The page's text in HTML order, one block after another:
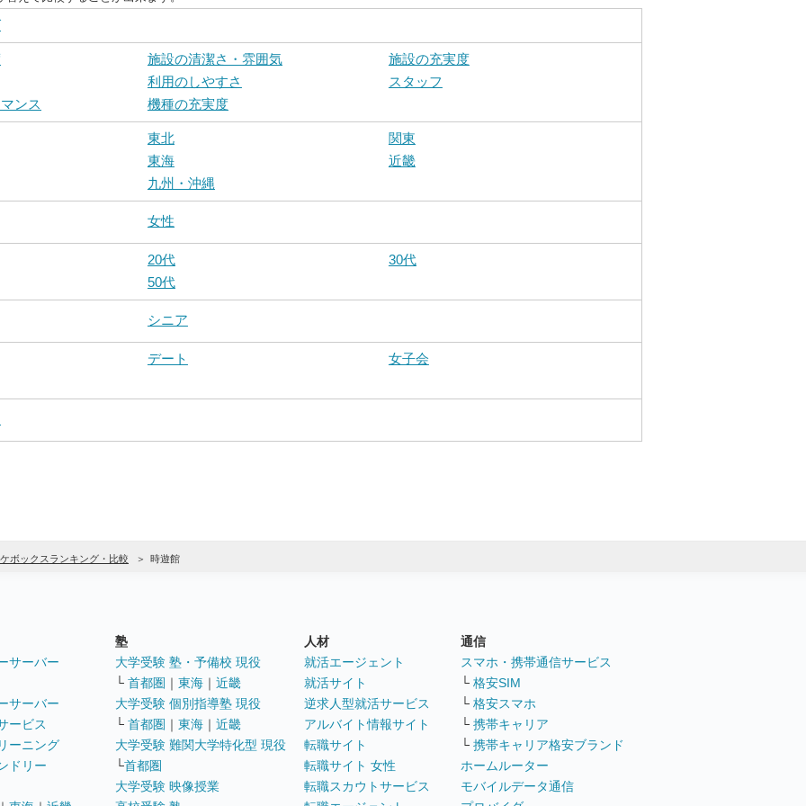
施設の清潔さ・雰囲気
施設の充実度
利用のしやすさ
スタッフ
ンス
機種の充実度
東北
関東
東海
近畿
九州・沖縄
女性
20代
30代
50代
シニア
デート 女子会
ボックスランキング・比較 時遊館
サーバー
サーバー
ービス
ーニング
ドリー
塾
大学受験 塾・予備校 現役
└ 首都圏 ｜ 東海 ｜ 近畿
大学受験 個別指導塾 現役
└ 首都圏 ｜ 東海 ｜ 近畿
大学受験 難関大学特化型 現役
└首都圏
大学受験 映像授業
人材
就活エージェント
就活サイト
逆求人型就活サービス
アルバイト情報サイト
転職サイト
転職サイト 女性
転職スカウトサービス
通信
スマホ・携帯通信サービス
└ 格安SIM
└ 格安スマホ
└ 携帯キャリア
└ 携帯キャリア格安ブランド
ホームルーター
モバイルデータ通信